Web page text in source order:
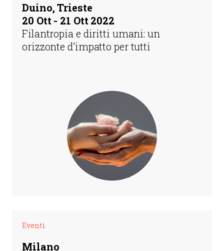
Duino, Trieste
20 Ott - 21 Ott 2022
Filantropia e diritti umani: un
orizzonte d’impatto per tutti
Eventi
Milano